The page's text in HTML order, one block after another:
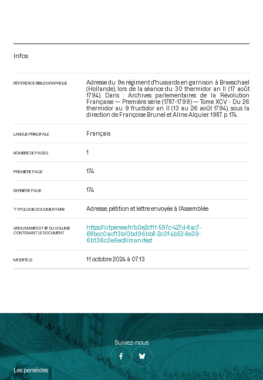
Infos
RÉFÉRENCE BIBLIOGRAPHIQUE
Adresse du 9e régiment d'hussards en garnison à Braeschael
(Hollande), lors de la séance du 30 thermidor an II (17 août
1794). Dans : Archives parlementaires de la Révolution
Française — Première série (1787-1799) — Tome XCV - Du 26
thermidor au 9 fructidor an II (13 au 26 août 1794) , sous la
direction de Françoise Brunel et Aline Alquier. 1987. p. 174.
LANGUE PRINCIPALE Français
NOMBRE DE PAGES 1
PREMIÈRE PAGE 174
DERNIÈRE PAGE 174
TYPOLOGIE DOCUMENTAIRE Adresse, pétition et lettre envoyée à l’Assemblée
URI DU MANIFEST IIIF DU VOLUME
CONTENANT LE DOCUMENT
https://iiif.persee.fr/b0e2cf11-597c-427d-8ac7-
68bcc0acf13b/0bd96bb8-2c0f-4b53-8e39-
6b136c0e6ec8/manifest
MODIFIÉ LE 11 octobre 2024 à 07:13
Suivez-nous
Les perséides